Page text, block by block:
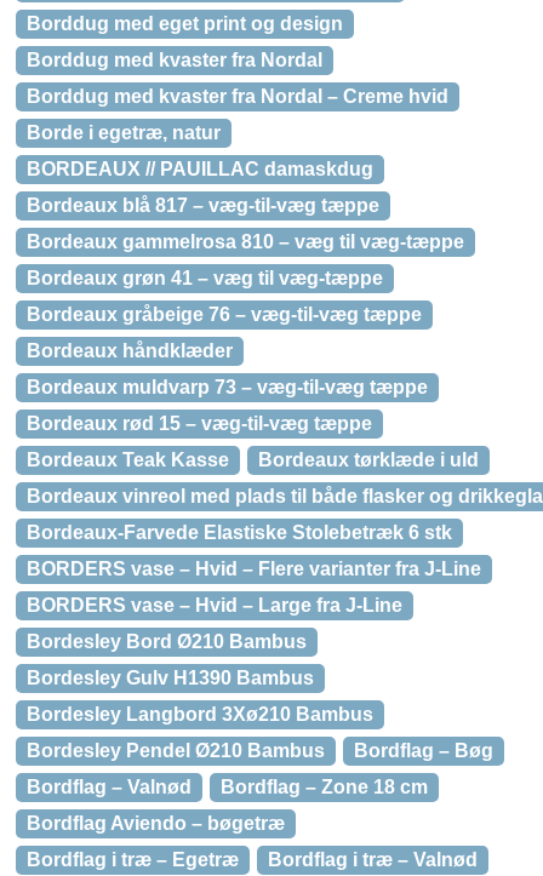
Borddug med eget print og design
Borddug med kvaster fra Nordal
Borddug med kvaster fra Nordal – Creme hvid
Borde i egetræ, natur
BORDEAUX // PAUILLAC damaskdug
Bordeaux blå 817 – væg-til-væg tæppe
Bordeaux gammelrosa 810 – væg til væg-tæppe
Bordeaux grøn 41 – væg til væg-tæppe
Bordeaux gråbeige 76 – væg-til-væg tæppe
Bordeaux håndklæder
Bordeaux muldvarp 73 – væg-til-væg tæppe
Bordeaux rød 15 – væg-til-væg tæppe
Bordeaux Teak Kasse
Bordeaux tørklæde i uld
Bordeaux vinreol med plads til både flasker og
Bordeaux-Farvede Elastiske Stolebetræk 6 stk
BORDERS vase – Hvid – Flere varianter fra J-Line
BORDERS vase – Hvid – Large fra J-Line
Bordesley Bord Ø210 Bambus
Bordesley Gulv H1390 Bambus
Bordesley Langbord 3Xø210 Bambus
Bordesley Pendel Ø210 Bambus
Bordflag – Bøg
Bordflag – Valnød
Bordflag – Zone 18 cm
Bordflag Aviendo – bøgetræ
Bordflag i træ – Egetræ
Bordflag i træ – Valnød